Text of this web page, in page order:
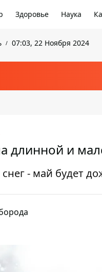
Здоровье Наука
07:03, 22 Ноября 2024
длинной и
снег - май будет